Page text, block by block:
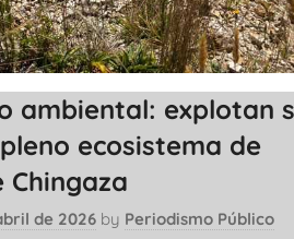
ambiental: explotan
ecosistema de
Chingaza
de 2026 by Periodismo Público